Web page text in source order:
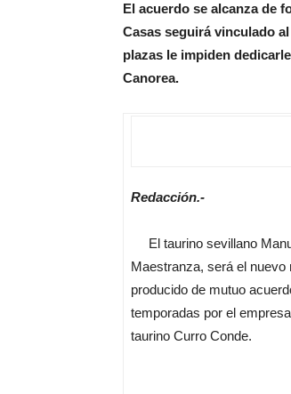
El acuerdo se alcanza de
Casas seguirá vinculado
plazas le impiden
Canorea.
Redacción.-
El taurino sevillano
Maestranza, será el
producido de mutuo
temporadas por el
taurino Curro Conde.